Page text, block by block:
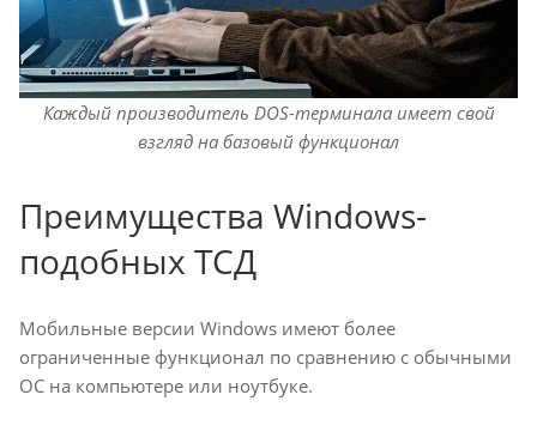
Каждый производитель DOS-терминала имеет свой
взгляд на базовый функционал
Преимущества Windows-
подобных ТСД
Мобильные версии Windows имеют более
ограниченные функционал по сравнению с обычными
ОС на компьютере или ноутбуке.